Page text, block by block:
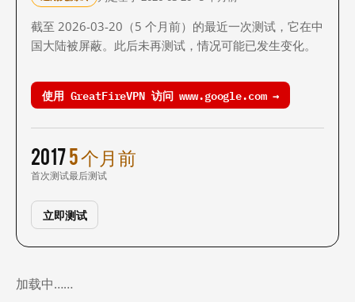
截至 2026-03-20（5 个月前）的最近一次测试，它在中
国大陆被屏蔽。此后未再测试，情况可能已发生变化。
使用 GreatFireVPN 访问 www.google.com →
2017
首次测试
5 个月前
最后测试
立即测试
加载中……